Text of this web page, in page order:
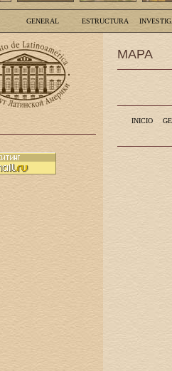
GENERAL ESTRUCTURA
MAPA
INICIO